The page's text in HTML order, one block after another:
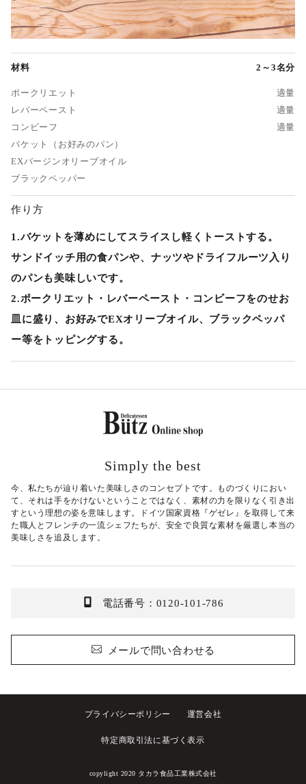
材料 2～3名分
ポークリエット
適量
レバーペースト
適量
コンビーフ
適量
バケット（お好みのパン）
EXバージンオリーブオイル
ブラックペッパー
作り方
1.バケットを薄めにしてスライスし軽くトーストする。
サンドイッチ用の食パンや、ナッツやドライフルーツ入り
のパンも美味しいです。
2.ポークリエット・レバーペースト・コンビーフをのせお
皿に盛り、お好みでEXオリーブオイル、ブラックペッパ
ー等をトッピングする。
Simply the best
今、私たちが辿り着いた美味しさのコンセプトです。ものづくりにおい
て、それは手をかけないということではなく、素材の力を限りなく引き出
すという理想の姿を意味します。ドイツ国家資格『ゲゼレ』を取得して来
た職人とフレンチの一流シェフたちが、安全で良質な素材を厳選し本当の
美味しさを追及します。
電話番号：0120-101-786
メールで問い合わせる
プライバシーポリシー 運営会社
特定商取引法に基づく表示
copylight 2020 タカラ食品工業株式会社